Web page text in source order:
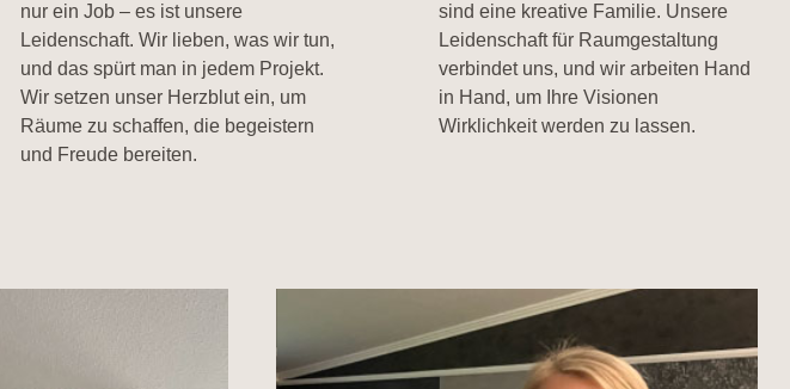
nur ein Job – es ist unsere
Leidenschaft. Wir lieben, was wir tun,
und das spürt man in jedem Projekt.
Wir setzen unser Herzblut ein, um
Räume zu schaffen, die begeistern
und Freude bereiten.
sind eine kreative Familie. Unsere
Leidenschaft für Raumgestaltung
verbindet uns, und wir arbeiten Hand
in Hand, um Ihre Visionen
Wirklichkeit werden zu lassen.